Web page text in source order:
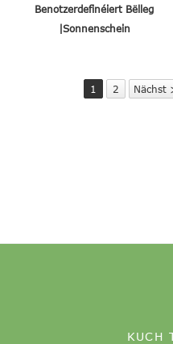
Benotzerdefinéiert Bëlleg
|Sonnenschein
1 2 Nächst
KUCH